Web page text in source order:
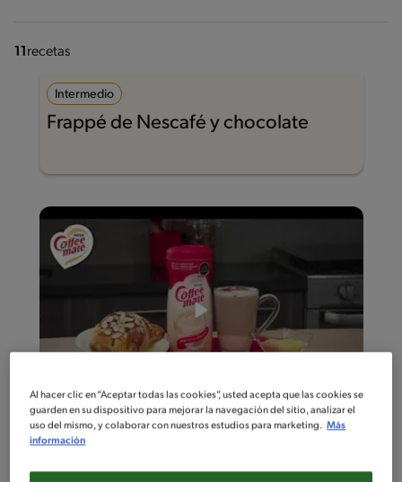
11 recetas
Intermedio
Frappé de Nescafé y chocolate
Fácil
Al hacer clic en “Aceptar todas las cookies”, usted acepta que las cookies se
guarden en su dispositivo para mejorar la navegación del sitio, analizar el
uso del mismo, y colaborar con nuestros estudios para marketing. Más
información